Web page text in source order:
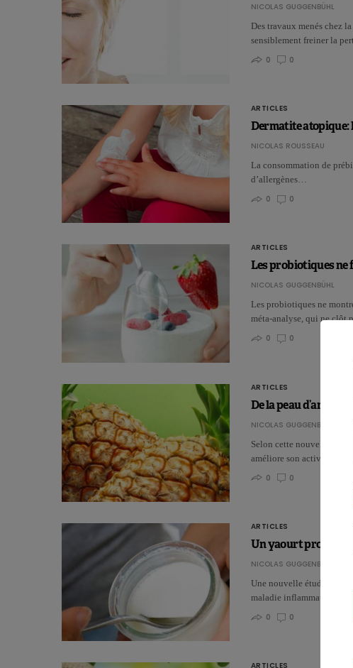
NICOLAS GUGGENBÜHL
Des travaux menés chez
sensiblement freiner la
0
0
ARTICLES
Dermatite atopique:
NICOLAS ROUSSEAU
La consommation de
d’allergènes…
0
0
ARTICLES
Les probiotiques
NICOLAS GUGGENBÜHL
Les probiotiques ne
méta-analyse, qui ne clôt
0
0
ARTICLES
De la peau
NICOLAS GUGGENBÜHL
Selon cette nouvelle
améliore son activité
0
0
ARTICLES
Un yaourt
NICOLAS GUGGENBÜHL
Une nouvelle étude
maladie inflammatoire de
0
0
ARTICLES